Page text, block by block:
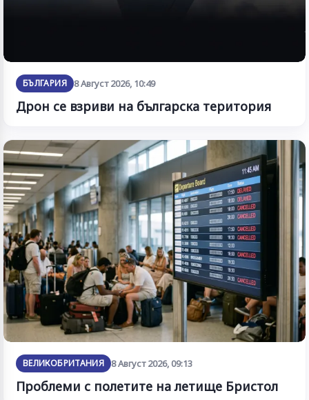
БЪЛГАРИЯ 8 Август 2026, 10:49
Дрон се взриви на българска територия
ВЕЛИКОБРИТАНИЯ 8 Август 2026, 09:13
Проблеми с полетите на летище Бристол